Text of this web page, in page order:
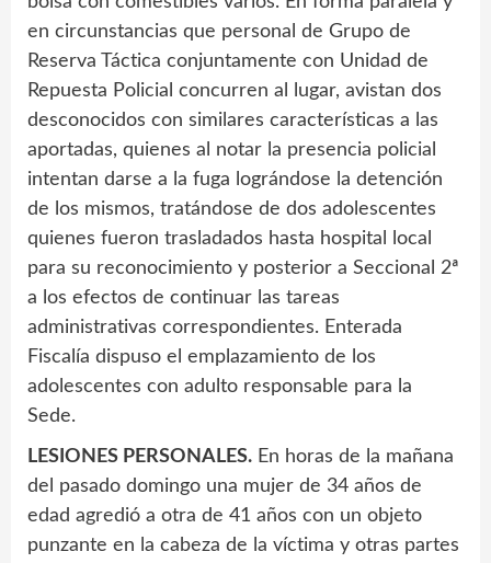
en circunstancias que personal de Grupo de
Reserva Táctica conjuntamente con Unidad de
Repuesta Policial concurren al lugar, avistan dos
desconocidos con similares características a las
aportadas, quienes al notar la presencia policial
intentan darse a la fuga lográndose la detención
de los mismos, tratándose de dos adolescentes
quienes fueron trasladados hasta hospital local
para su reconocimiento y posterior a Seccional 2ª
a los efectos de continuar las tareas
administrativas correspondientes. Enterada
Fiscalía dispuso el emplazamiento de los
adolescentes con adulto responsable para la
Sede.
LESIONES PERSONALES. En horas de la mañana
del pasado domingo una mujer de 34 años de
edad agredió a otra de 41 años con un objeto
punzante en la cabeza de la víctima y otras partes